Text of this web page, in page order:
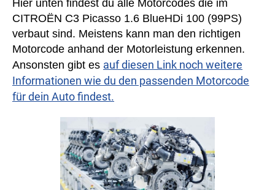
Hier unten findest du alle Motorcodes die im
CITROËN C3 Picasso 1.6 BlueHDi 100 (99PS)
verbaut sind. Meistens kann man den richtigen
Motorcode anhand der Motorleistung erkennen.
Ansonsten gibt es auf diesen Link noch weitere
Informationen wie du den passenden Motorcode
für dein Auto findest.